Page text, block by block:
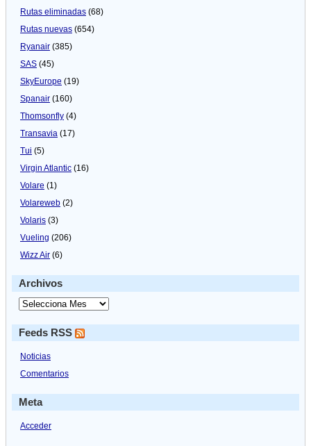
Rutas eliminadas (68)
Rutas nuevas (654)
Ryanair (385)
SAS (45)
SkyEurope (19)
Spanair (160)
Thomsonfly (4)
Transavia (17)
Tui (5)
Virgin Atlantic (16)
Volare (1)
Volareweb (2)
Volaris (3)
Vueling (206)
Wizz Air (6)
Archivos
Feeds RSS
Noticias
Comentarios
Meta
Acceder